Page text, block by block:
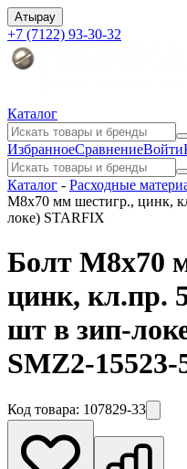
Атырау
+7 (7122) 93-30-32
Каталог
ИзбранноеСравнениеВойти
Каталог - Расходные
М8х70 мм шестигр., цинк,
локе) STARFIX
Болт М8х70
цинк, кл.пр.
шт в зип-
SMZ2-
Код товара: 107829-33